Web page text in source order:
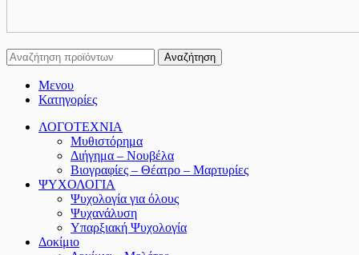
Αναζήτηση
Μενου
Κατηγορίες
ΛΟΓΟΤΕΧΝΙΑ
Μυθιστόρημα
Διήγημα – Νουβέλα
Βιογραφίες – Θέατρο – Μαρτυρίες
ΨΥΧΟΛΟΓΙΑ
Ψυχολογία για όλους
Ψυχανάλυση
Υπαρξιακή Ψυχολογία
Δοκίμιο